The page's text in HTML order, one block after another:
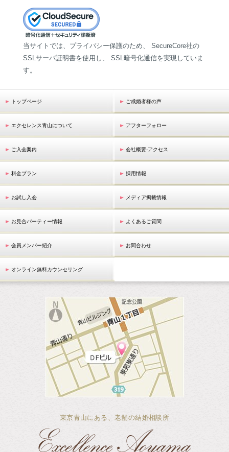
当サイトでは、プライバシー保護のため、 SecureCore社の
SSLサーバ証明書を使用し、 SSL暗号化通信を実現していま
す。
トップページ
エクセレンス青山について
ご入会案内
料金プラン
お試し入会
お見合パーティー情報
会員メンバー紹介
オンライン無料カウンセリング
ご成婚者様の声
アフターフォロー
会社概要-アクセス
採用情報
メディア掲載情報
よくあるご質問
お問合わせ
東京青山にある、老舗の結婚相談所